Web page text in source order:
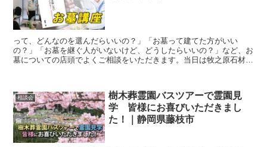
って、どんなのを選んだらいいの？」「お墓って建てた方がいい
の？」「お墓を継ぐ人がいないけど、どうしたらいいの？」など、お
墓についての店頭でよくご相談をいただきます。当日は牧之原石材
相談会
樹木葬霊園バスツアーで霊園見
学 皆様にお喜びいただきまし
た！｜静岡県藤枝市